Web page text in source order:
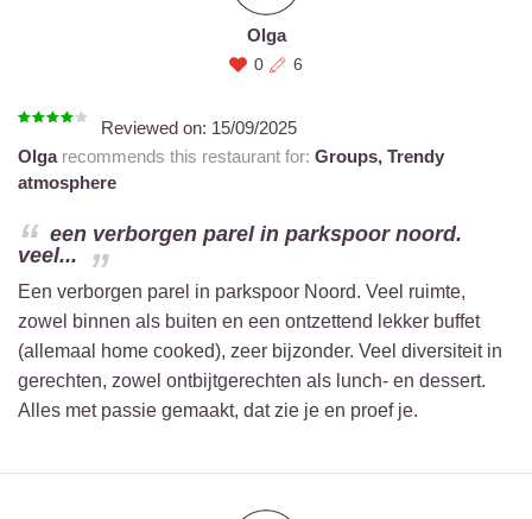
Olga
0 6
Reviewed on: 15/09/2025
Olgarecommends this restaurant for: Groups, Trendy
atmosphere
een verborgen parel in parkspoor noord.
veel...
Een verborgen parel in parkspoor Noord. Veel ruimte,
zowel binnen als buiten en een ontzettend lekker buffet
(allemaal home cooked), zeer bijzonder. Veel diversiteit in
gerechten, zowel ontbijtgerechten als lunch- en dessert.
Alles met passie gemaakt, dat zie je en proef je.